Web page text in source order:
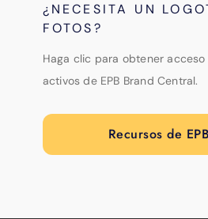
¿NECESITA UN
FOTOS?
Haga clic para obtener
activos de EPB Brand Central.
Recursos de EPB